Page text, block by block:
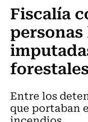
Fiscalía
Entre los
que portaban